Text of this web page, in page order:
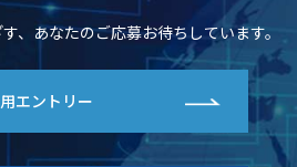
、あなたのご応募お待ちしています。
エントリー